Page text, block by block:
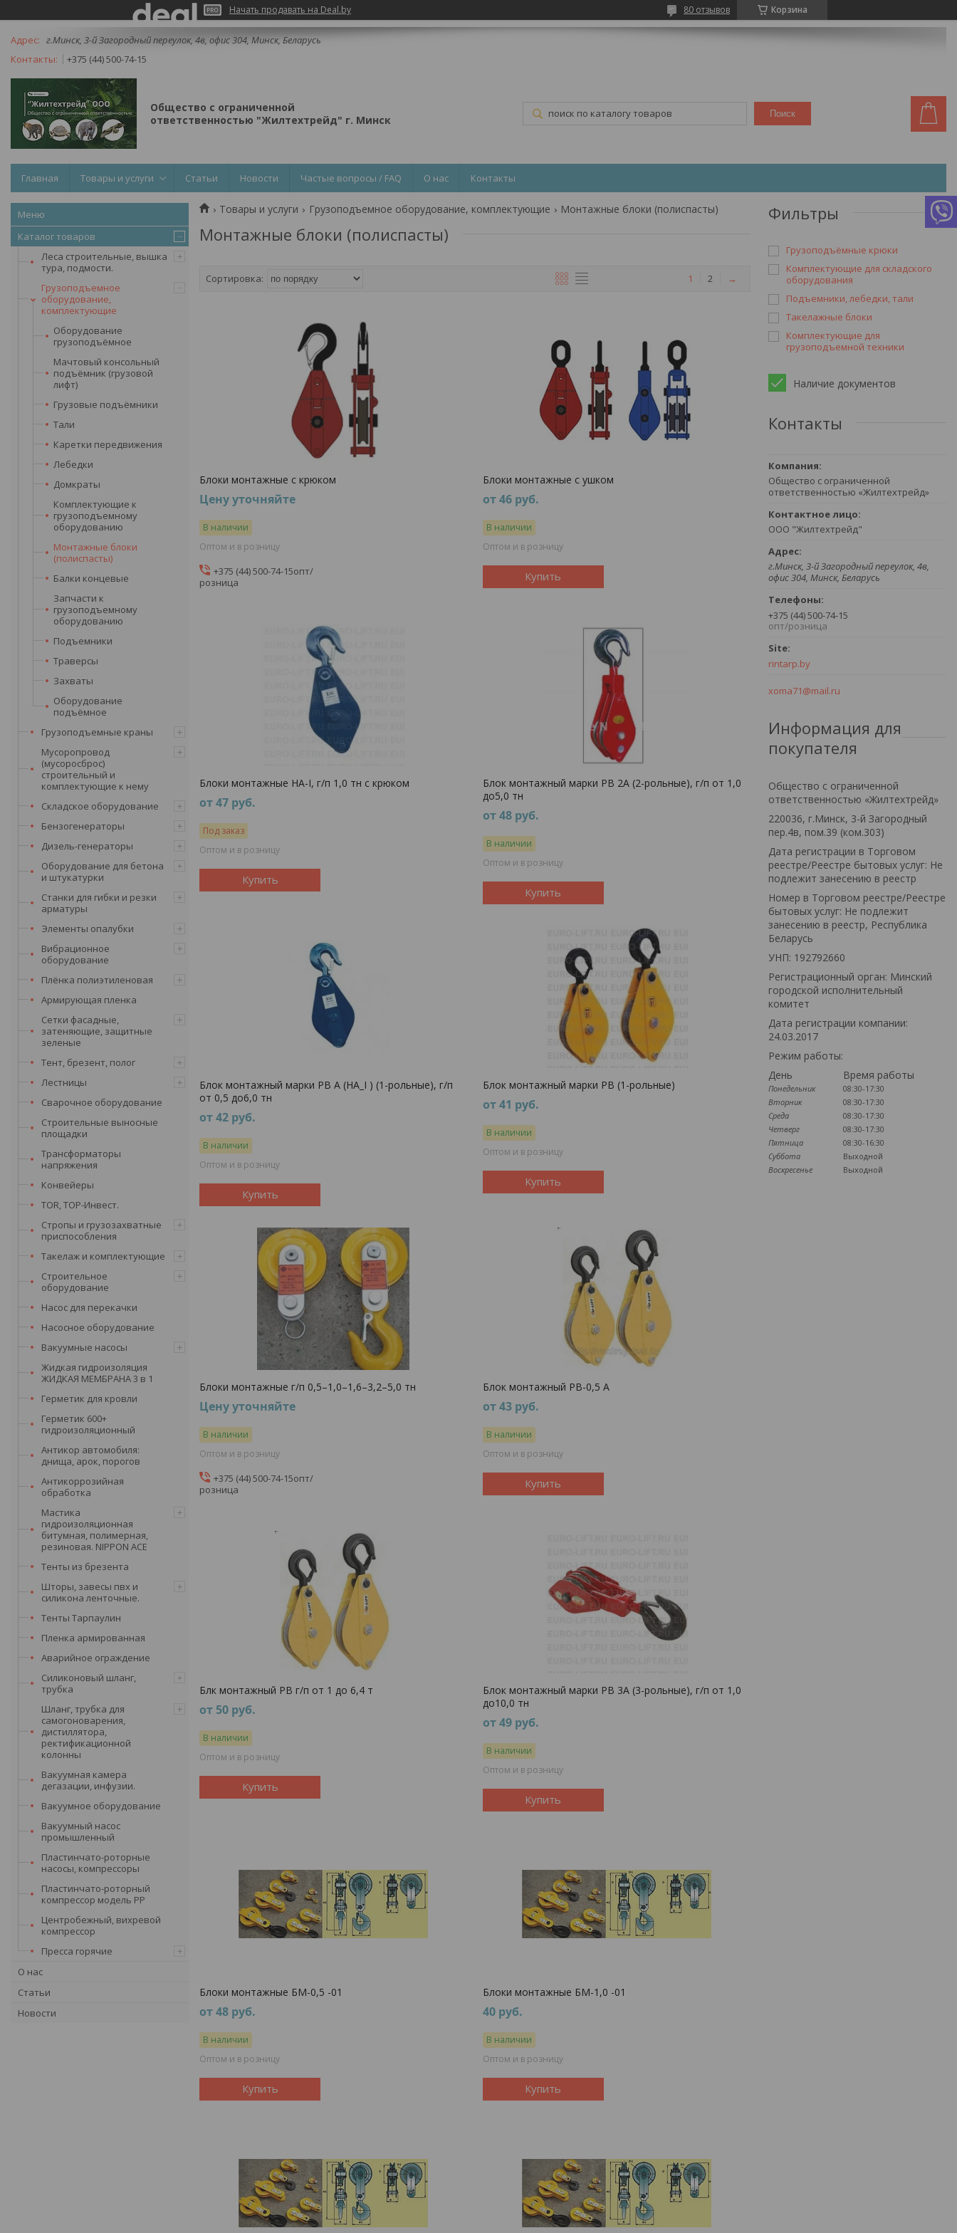
Начать продавать на Deal.by Корзина
80 отзывов
г.Минск, 3-й Загородный переулок, 4в, офис 304, Минск, Беларусь
+375 (44) 500-74-15
Общество с ограниченной
ответственностью "Жилтехтрейд" г. Минск
Поиск
Главная Товары и услуги Статьи Новости Частые вопросы / FAQ О нас Контакты
Каталог товаров
Леса строительные, вышка
тура, подмости.
Грузоподъемное
оборудование,
комплектующие
Оборудование
грузоподъёмное
Мачтовый консольный
подъёмник (грузовой
лифт)
Грузовые подъёмники
Тали
Каретки передвижения
Лебедки
Домкраты
Комплектующие к
грузоподъемному
оборудованию
Монтажные блоки
(полиспасты)
Балки концевые
Запчасти к
грузоподъемному
оборудованию
Подъемники
Траверсы
Захваты
Оборудование
подъёмное
Грузоподъемные краны
Мусоропровод
(мусоросброс)
строительный и
комплектующие к нему
Складское оборудование
Бензогенераторы
Дизель-генераторы
Оборудование для бетона
и штукатурки
Станки для гибки и резки
арматуры
Элементы опалубки
Вибрационное
оборудование
Плёнка полиэтиленовая
Армирующая пленка
Сетки фасадные,
затеняющие, защитные
зеленые
Тент, брезент, полог
Лестницы
Сварочное оборудование
Строительные выносные
площадки
Трансформаторы
напряжения
Конвейеры
TOR, ТОР-Инвест.
Стропы и грузозахватные
приспособления
Такелаж и комплектующие
Строительное
оборудование
Насос для перекачки
Насосное оборудование
Вакуумные насосы
Жидкая гидроизоляция
ЖИДКАЯ МЕМБРАНА 3 в 1
Герметик для кровли
Герметик 600+
гидроизоляционный
Антикор автомобиля:
днища, арок, порогов
Антикоррозийная
обработка
Мастика
гидроизоляционная
битумная, полимерная,
резиновая. NIPPON ACE
Тенты из брезента
Шторы, завесы пвх и
силикона ленточные.
Тенты Тарпаулин
Пленка армированная
Аварийное ограждение
Силиконовый шланг,
трубка
Шланг, трубка для
самогоноварения,
дистиллятора,
ректификационной
колонны
Вакуумная камера
дегазации, инфузии.
Вакуумное оборудование
Вакуумный насос
промышленный
Пластинчато-роторные
насосы, компрессоры
Пластинчато-роторный
компрессор модель PP
Центробежный, вихревой
компрессор
Пресса горячие
О нас
Статьи
Новости
Товары и услуги Грузоподъемное оборудование, комплектующие Монтажные блоки (полиспасты)
Монтажные блоки (полиспасты)
1 2 →
Блоки монтажные с крюком
Цену уточняйте
В наличии
Оптом и в розницу
+375 (44) 500-74-15опт/
розница
Блоки монтажные с ушком
от 46 руб.
В наличии
Оптом и в розницу
Купить
Блоки монтажные НА-I, г/п 1,0 тн с крюком
от 47 руб.
Под заказ
Оптом и в розницу
Купить
Блок монтажный марки РВ 2А (2-рольные), г/п от 1,0
до5,0 тн
от 48 руб.
В наличии
Оптом и в розницу
Купить
Блок монтажный марки РВ А (НА_I ) (1-рольные), г/п
от 0,5 до6,0 тн
от 42 руб.
В наличии
Оптом и в розницу
Купить
Блок монтажный марки РВ (1-рольные)
от 41 руб.
В наличии
Оптом и в розницу
Купить
Блоки монтажные г/п 0,5–1,0–1,6–3,2–5,0 тн
Цену уточняйте
В наличии
Оптом и в розницу
+375 (44) 500-74-15опт/
розница
Блок монтажный РВ-0,5 А
от 43 руб.
В наличии
Оптом и в розницу
Купить
Блк монтажный РВ г/п от 1 до 6,4 т
от 50 руб.
В наличии
Оптом и в розницу
Купить
Блок монтажный марки РВ 3А (3-рольные), г/п от 1,0
до10,0 тн
от 49 руб.
В наличии
Оптом и в розницу
Купить
Блоки монтажные БМ-0,5 -01
от 48 руб.
В наличии
Оптом и в розницу
Купить
Блоки монтажные БМ-1,0 -01
40 руб.
В наличии
Оптом и в розницу
Купить
Фильтры
Грузоподъёмные крюки
Комплектующие для складского
оборудования
Подъемники, лебедки, тали
Такелажные блоки
Комплектующие для
грузоподъемной техники
Наличие документов
Контакты
Общество с ограниченной
ответственностью «Жилтехтрейд»
ООО "Жилтехтрейд"
г.Минск, 3-й Загородный переулок, 4в,
офис 304, Минск, Беларусь
+375 (44) 500-74-15
опт/розница
rintarp.by
xoma71@mail.ru
Информация для
покупателя
Общество с ограниченной
ответственностью «Жилтехтрейд»
220036, г.Минск, 3-й Загородный
пер.4в, пом.39 (ком.303)
Дата регистрации в Торговом
реестре/Реестре бытовых услуг: Не
подлежит занесению в реестр
Номер в Торговом реестре/Реестре
бытовых услуг: Не подлежит
занесению в реестр, Республика
Беларусь
УНП: 192792660
Регистрационный орган: Минский
городской исполнительный
комитет
Дата регистрации компании:
24.03.2017
Режим работы:
День
Время работы
Понедельник
08:30-17:30
Вторник
08:30-17:30
Среда
08:30-17:30
Четверг
08:30-17:30
Пятница
08:30-16:30
Суббота
Выходной
Воскресенье
Выходной